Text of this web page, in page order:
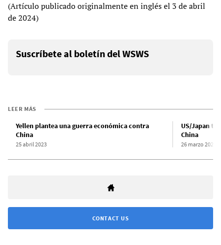
(Artículo publicado originalmente en inglés el 3 de abril
de 2024)
Suscríbete al boletín del WSWS
LEER MÁS
Yellen plantea una guerra económica contra
China
25 abril 2023
US/Japan
China
26 marzo 2024
CONTACT US